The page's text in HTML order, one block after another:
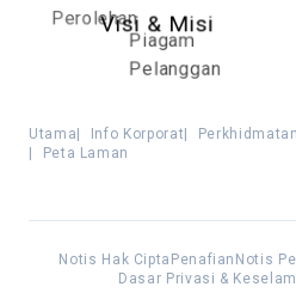
Visi & Misi
Piagam
Pelanggan
Perolehan
Utama Info Korporat Perkhidmatan
Peta Laman
Notis Hak Cipta Penafian Notis
Dasar Privasi &